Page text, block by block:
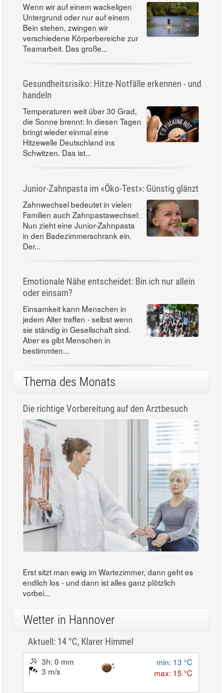
Wenn wir auf einem wackeligen
Untergrund oder nur auf einem
Bein stehen, zwingen wir
verschiedene Körperbereiche zur
Teamarbeit. Das große...
Gesundheitsrisiko: Hitze-Notfälle erkennen - und
handeln
Temperaturen weit über 30 Grad,
die Sonne brennt: In diesen Tagen
bringt wieder einmal eine
Hitzewelle Deutschland ins
Schwitzen. Das ist...
Junior-Zahnpasta im «Öko-Test»: Günstig glänzt
Zahnwechsel bedeutet in vielen
Familien auch Zahnpastawechsel:
Nun zieht eine Junior-Zahnpasta
in den Badezimmerschrank ein.
Der...
Emotionale Nähe entscheidet: Bin ich nur allein
oder einsam?
Einsamkeit kann Menschen in
jedem Alter treffen - selbst wenn
sie ständig in Gesellschaft sind.
Aber es gibt Menschen in
bestimmten...
Thema des Monats
Die richtige Vorbereitung auf den Arztbesuch
Erst sitzt man ewig im Wartezimmer, dann geht es
endlich los - und dann ist alles ganz plötzlich
vorbei...
Wetter in Hannover
Aktuell: 14 °C, Klarer Himmel
3h: 0 mm
3 m/s
min: 13 °C
max: 15 °C